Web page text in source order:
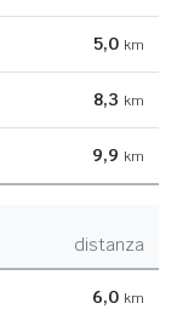
5,0 km
8,3 km
9,9 km
distanza
6,0 km